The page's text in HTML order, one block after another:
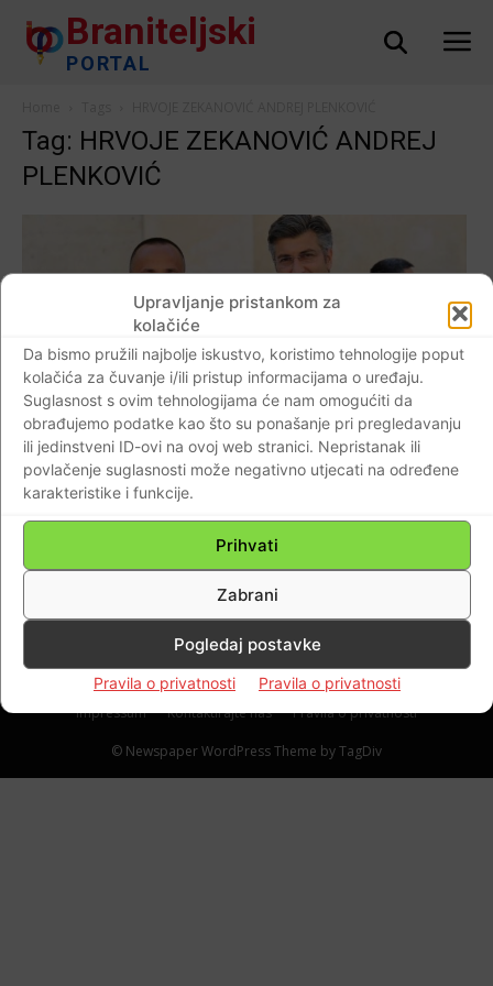
Upravljanje pristankom za
kolačiće
Da bismo pružili najbolje iskustvo, koristimo tehnologije poput
kolačića za čuvanje i/ili pristup informacijama o uređaju.
Suglasnost s ovim tehnologijama će nam omogućiti da
obrađujemo podatke kao što su ponašanje pri pregledavanju
ili jedinstveni ID-ovi na ovoj web stranici. Nepristanak ili
povlačenje suglasnosti može negativno utjecati na određene
karakteristike i funkcije.
Prihvati
Zabrani
Pogledaj postavke
Pravila o privatnosti Pravila o privatnosti
Braniteljski
PORTAL
Tag: HRVOJE ZEKANOVIĆ ANDREJ
PLENKOVIĆ
AKTUALNO
VIDEO Plenković čestitao Zekanoviću na
govoru o cijepljenju, iskupio se!… Zekanović;
“Podržavat ću Plenkovića do kraja njegovog
mandata”
Impressum Kontaktirajte nas Pravila o privatnosti
© Newspaper WordPress Theme by TagDiv